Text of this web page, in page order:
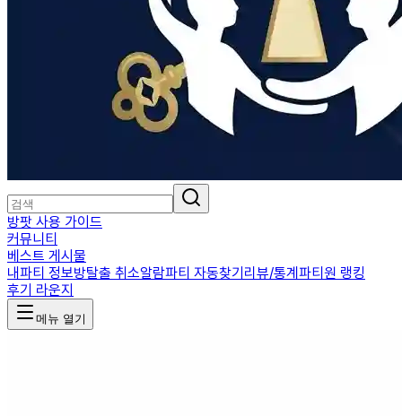
방팟 사용 가이드
커뮤니티
베스트 게시물
내파티 정보방탈출 취소알람파티 자동찾기리뷰/통계파티원 랭킹
후기 라운지
메뉴 열기